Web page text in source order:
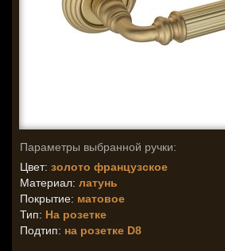
Параметры выбранной ручки:
Цвет: золото французское
Материал: латунь
Покрытие: матовое
Тип: На розетке
Подтип: на розетке D8